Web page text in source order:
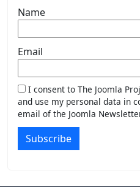
Name
Email
I consent to The Joomla
and use my personal data in
email of the Joomla
Subscribe